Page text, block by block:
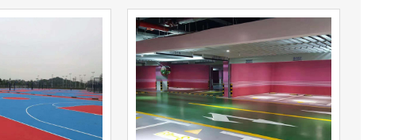
聚氨脂砂浆地坪
聚氨酯地坪
查看详情
立即询问